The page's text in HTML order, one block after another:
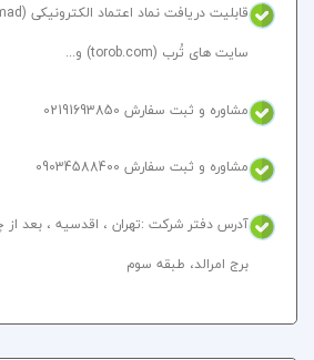
سایت های تُرب (torob.com) و...
مشاوره و ثبت سفارش 02191693850
مشاوره و ثبت سفارش 09034588400
آدرس دفتر شرکت :تهران ، اقدسیه ، بعد از
برج امرالد، طبقه سوم​